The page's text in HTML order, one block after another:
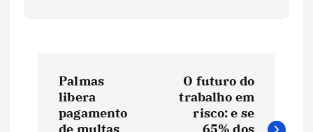
Palmas
libera
pagamento
O futuro do
trabalho em
risco: e se